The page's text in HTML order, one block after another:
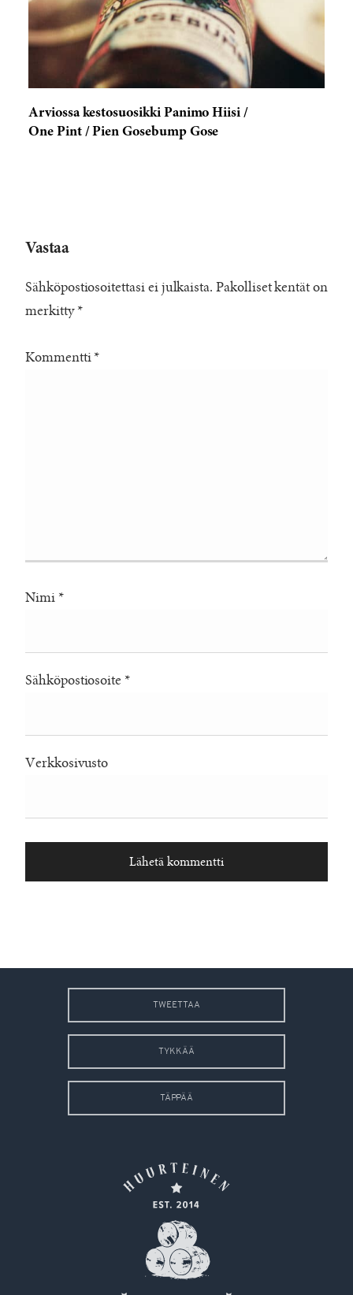
Arviossa kestosuosikki Panimo Hiisi /
One Pint / Pien Gosebump Gose
Vastaa
Sähköpostiosoitettasi ei julkaista. Pakolliset kentät on
merkitty *
Kommentti *
Nimi *
Sähköpostiosoite *
Verkkosivusto
TWEETTAA
TYKKÄÄ
TÄPPÄÄ